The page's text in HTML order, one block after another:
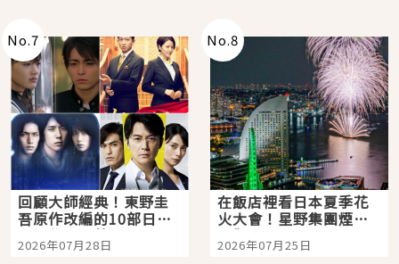
No.7
回顧大師經典！東野圭
吾原作改編的10部日本
影視作品推薦
2026年07月28日
No.8
在飯店裡看日本夏季花
火大會！星野集團煙火
景觀飯店6選，讓你不用
人擠人悠閒欣賞
2026年07月25日